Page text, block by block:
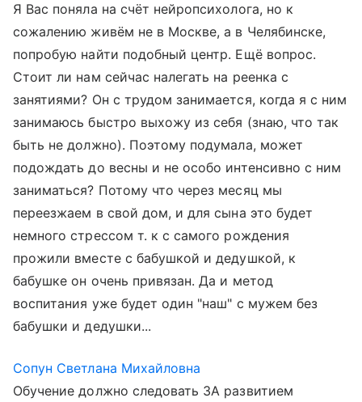
Я Вас поняла на счёт нейропсихолога, но к
сожалению живём не в Москве, а в Челябинске,
попробую найти подобный центр. Ещё вопрос.
Стоит ли нам сейчас налегать на реенка с
занятиями? Он с трудом занимается, когда я с ним
занимаюсь быстро выхожу из себя (знаю, что так
быть не должно). Поэтому подумала, может
подождать до весны и не особо интенсивно с ним
заниматься? Потому что через месяц мы
переезжаем в свой дом, и для сына это будет
немного стрессом т. к с самого рождения
прожили вместе с бабушкой и дедушкой, к
бабушке он очень привязан. Да и метод
воспитания уже будет один "наш" с мужем без
бабушки и дедушки...
Сопун Светлана Михайловна
Обучение должно следовать ЗА развитием